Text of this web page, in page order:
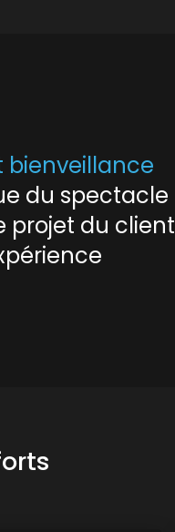
bienveillance
du spectacle
projet du client